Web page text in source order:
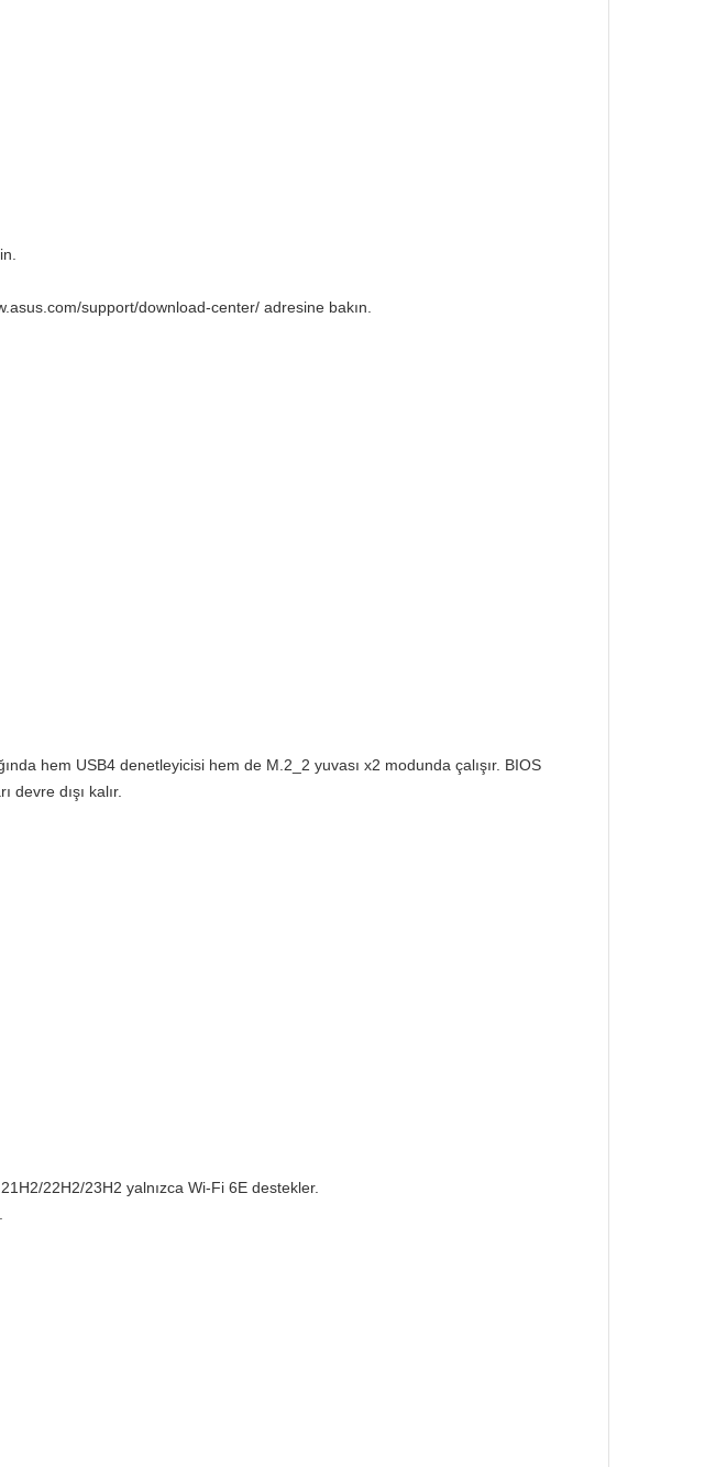
support/download-center/ adresine bakın.
hem USB4 denetleyicisi hem de M.2_2 yuvası x2 modunda çalışır. BIOS
devre dışı kalır.
22H2/23H2 yalnızca Wi-Fi 6E destekler.